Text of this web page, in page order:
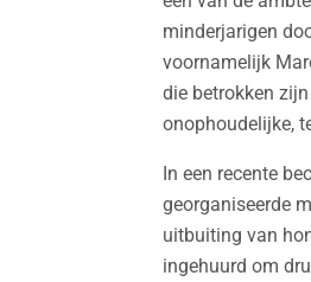
minderjarigen
voornamelijk
die betrokken
onophoudelijke,
In een recente
georganiseerde
uitbuiting van
ingehuurd om